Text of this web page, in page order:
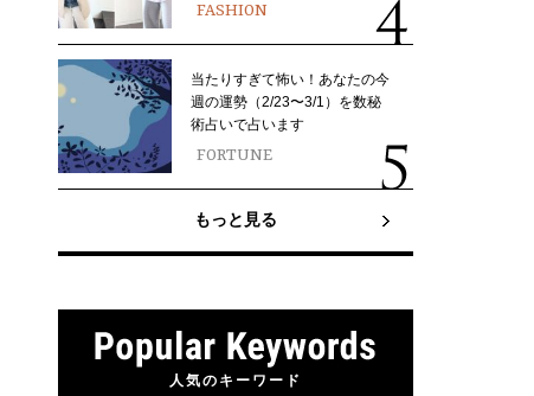
FASHION
当たりすぎて怖い！あなたの今
週の運勢（2/23〜3/1）を数秘
術占いで占います
FORTUNE
もっと見る
人気のキーワード